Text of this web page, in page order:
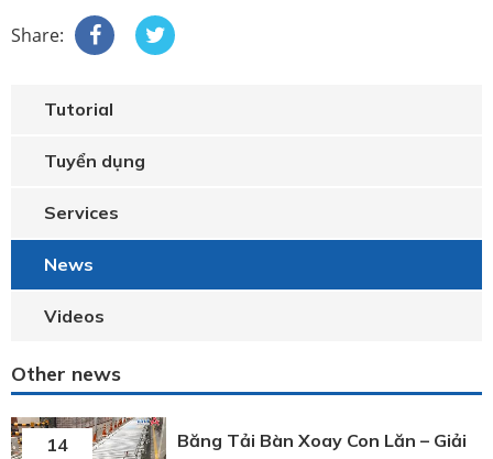
Share:
Tutorial
Tuyển dụng
Services
News
Videos
Other news
14
Băng Tải Bàn Xoay Con Lăn – Giải